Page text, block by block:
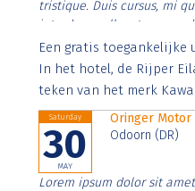
tristique. Duis cursus, mi
interdum nulla, ut
Aenean faucibus nibh et
imperdiet. Nunc ut sem
Een gratis toegankelijke
In het hotel, de Rijper
teken van het merk
Saturday
30
MAY
Oringer Motor
Odoorn (DR)
Lorem ipsum dolor sit